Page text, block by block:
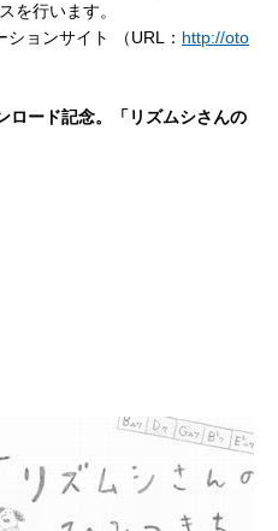
を行います。
ョンサイト （URL： http://oto
ロード記念。「リズムシさんの